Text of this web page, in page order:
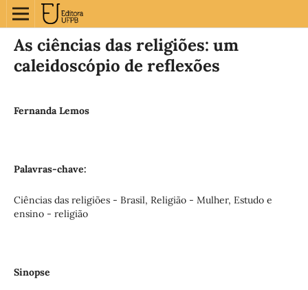
As ciências das religiões: um
caleidoscópio de reflexões
Fernanda Lemos
Palavras-chave:
Ciências das religiões - Brasil, Religião - Mulher, Estudo e
ensino - religião
Sinopse